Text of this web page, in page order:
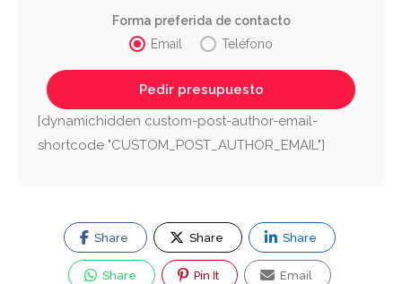
Forma preferida de contacto
Email
Teléfono
[dynamichidden custom-post-author-email-
shortcode "CUSTOM_POST_AUTHOR_EMAIL"]
Share Share Share
Share Pin It Email